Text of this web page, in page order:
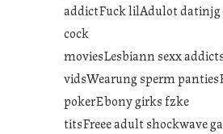
addictFuck lilAdulot datinjg
cock
moviesLesbiann sexx
vidsWearung sperm
pokerEbony girks fzke
titsFreee adult shockwave